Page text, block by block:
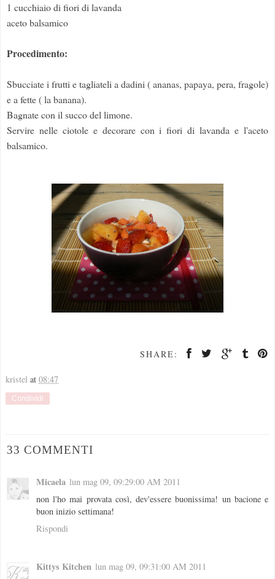
1 cucchiaio di fiori di lavanda
aceto balsamico
Procedimento:
Sbucciate i frutti e tagliateli a dadini ( ananas, papaya, pera, fragole)
e a fette ( la banana).
Bagnate con il succo del limone.
Servire nelle ciotole e decorare con i fiori di lavanda e l'aceto
balsamico.
SHARE:
kristel at 08:47
Condividi
33 COMMENTI
Micaela lun mag 09, 09:29:00 AM 2011
non l'ho mai provata così, dev'essere buonissima! un bacione e
buon inizio settimana!
Rispondi
Kittys Kitchen lun mag 09, 09:31:00 AM 2011